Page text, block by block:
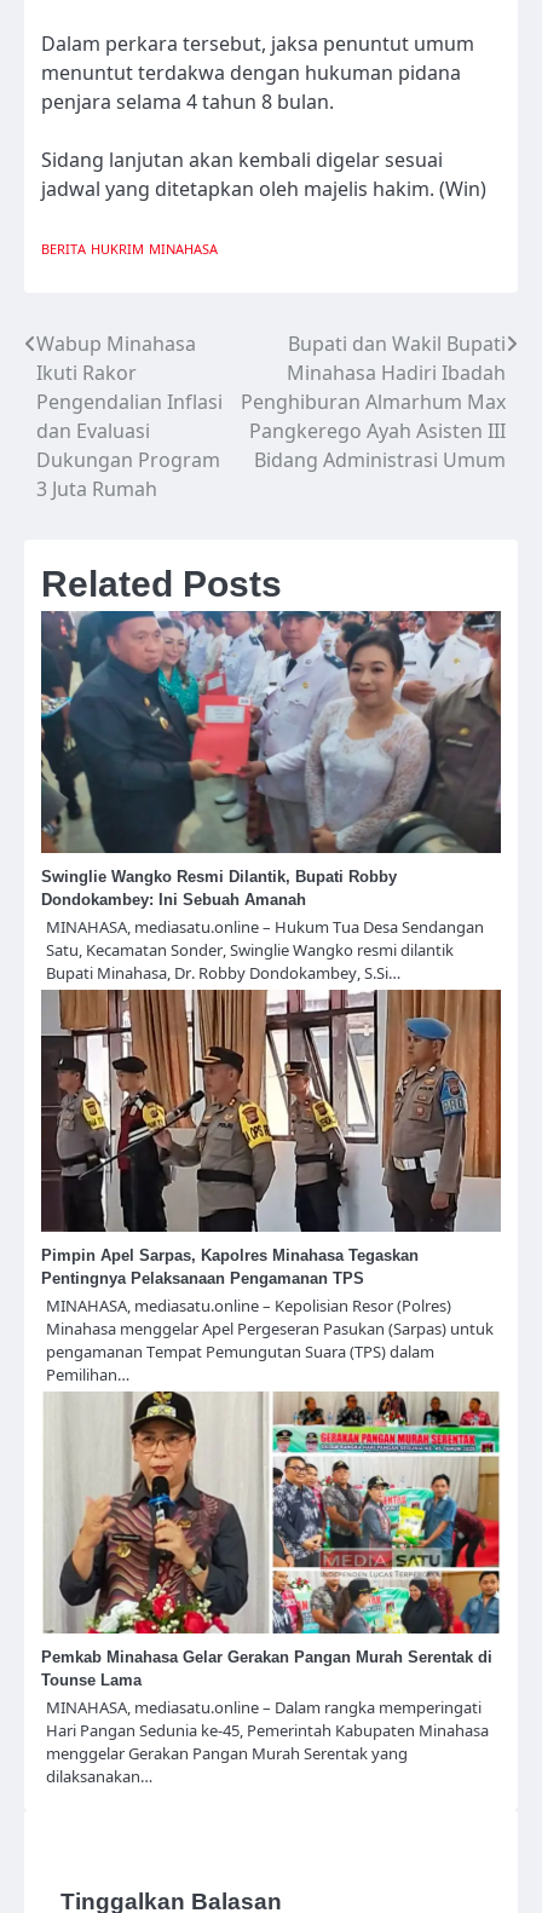
Dalam perkara tersebut, jaksa penuntut umum
menuntut terdakwa dengan hukuman pidana
penjara selama 4 tahun 8 bulan.
Sidang lanjutan akan kembali digelar sesuai
jadwal yang ditetapkan oleh majelis hakim. (Win)
BERITA HUKRIM MINAHASA
Navigasi
pos
Wabup Minahasa
Ikuti Rakor
Pengendalian Inflasi
dan Evaluasi
Dukungan Program
3 Juta Rumah
Bupati dan Wakil Bupati
Minahasa Hadiri Ibadah
Penghiburan Almarhum Max
Pangkerego Ayah Asisten III
Bidang Administrasi Umum
Related Posts
Swinglie Wangko Resmi Dilantik, Bupati Robby
Dondokambey: Ini Sebuah Amanah
MINAHASA, mediasatu.online – Hukum Tua Desa Sendangan
Satu, Kecamatan Sonder, Swinglie Wangko resmi dilantik
Bupati Minahasa, Dr. Robby Dondokambey, S.Si…
Pimpin Apel Sarpas, Kapolres Minahasa Tegaskan
Pentingnya Pelaksanaan Pengamanan TPS
MINAHASA, mediasatu.online – Kepolisian Resor (Polres)
Minahasa menggelar Apel Pergeseran Pasukan (Sarpas) untuk
pengamanan Tempat Pemungutan Suara (TPS) dalam
Pemilihan…
Pemkab Minahasa Gelar Gerakan Pangan Murah Serentak di
Tounse Lama
MINAHASA, mediasatu.online – Dalam rangka memperingati
Hari Pangan Sedunia ke-45, Pemerintah Kabupaten Minahasa
menggelar Gerakan Pangan Murah Serentak yang
dilaksanakan…
Tinggalkan Balasan